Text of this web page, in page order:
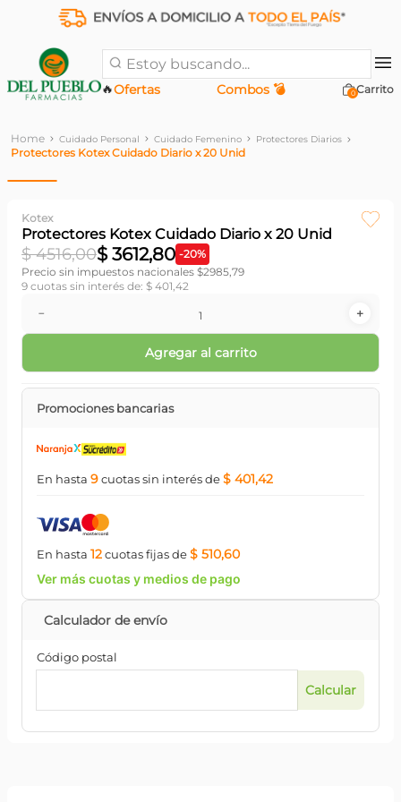
Estoy buscando...
Ofertas
🔥 Combos 💣 0
Cuidado Personal Cuidado Femenino Protectores Diarios
Protectores Kotex Cuidado Diario x 20 Unid
Kotex
Protectores Kotex Cuidado Diario x 20 Unid
$ 4516,00$ 3612,80 -20%
Precio sin impuestos nacionales $2985,79
9 cuotas sin interés de: $ 401,42
＋
－
Agregar al carrito
Promociones bancarias
En hasta 9cuotassin interésde$ 401,42
En hasta 12cuotasfijasde$ 510,60
Ver más cuotas y medios de pago
Código postal